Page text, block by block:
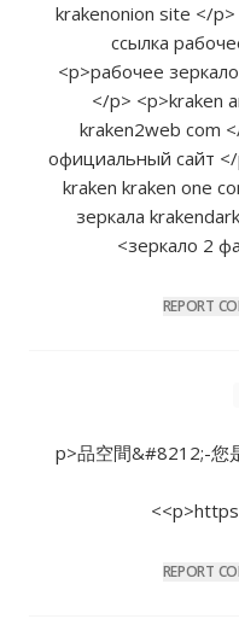
krakenonion
<p>рабочее
</p>
официальный
kraken
зеркала
<p>品空間